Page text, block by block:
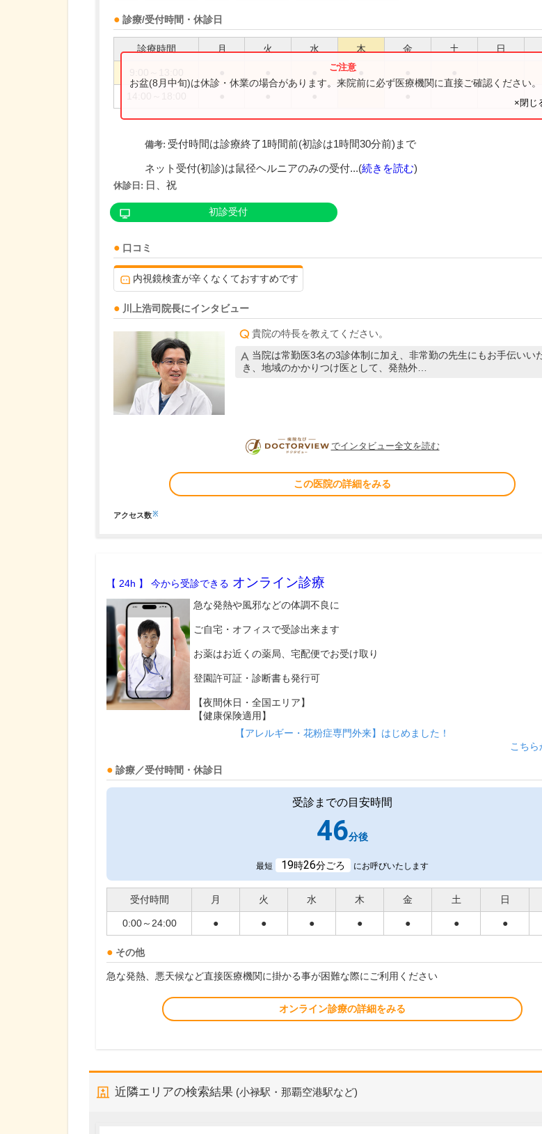
診療/受付時間・休診日
診療時間 月 火 水 木 金 土 日
お盆(8月中旬)は休診・休業の場合があります。来院前に必ず医療機関に直接ご確認ください。
×閉じ
備考: 受付時間は診療終了1時間前(初診は1時間30分前)まで
ネット受付(初診)は鼠径ヘルニアのみの受付...(続きを読む)
休診日: 日、祝
初診受付
口コミ
内視鏡検査が辛くなくておすすめです
川上浩司 院長にインタビュー
貴院の特長を教えてください。
当院は常勤医3名の3診体制に加え、非常勤の先生にもお手伝いい
き、地域のかかりつけ医として、発熱外…
DOCTORVIEW
でインタビュー全文を読む
この医院の詳細をみる
アクセス数※
【 24h 】 今から受診できる オンライン診療
急な発熱や風邪などの体調不良に
ご自宅・オフィスで受診出来ます
お薬はお近くの薬局、宅配便でお受け取り
登園許可証・診断書も発行可
【夜間休日・全国エリア】
【健康保険適用】
【アレルギー・花粉症専門外来】はじめました！
こちら
診療／受付時間・休診日
受診までの目安時間
46分後
最短 19時26分ごろ にお呼びいたします
受付時間 月 火 水 木 金 土 日
0:00～24:00 ● ● ● ● ● ● ●
その他
急な発熱、悪天候など直接医療機関に掛かる事が困難な際にご利用ください
オンライン診療の詳細をみる
近隣エリアの検索結果 (小禄駅・那覇空港駅など)